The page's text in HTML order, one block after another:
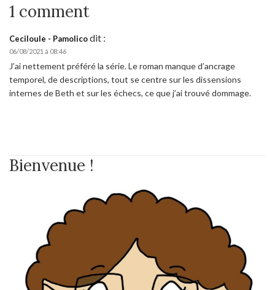
1 comment
Ceciloule - Pamolicodit :
06/08/2021 à 08:46
J’ai nettement préféré la série. Le roman manque d’ancrage
temporel, de descriptions, tout se centre sur les dissensions
internes de Beth et sur les échecs, ce que j’ai trouvé dommage.
Bienvenue !